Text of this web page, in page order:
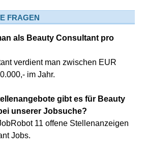
FRAGEN
als Beauty Consultant pro
verdient man zwischen EUR
im Jahr.
gibt es für Beauty
unserer Jobsuche?
11 offene Stellenanzeigen
Jobs.